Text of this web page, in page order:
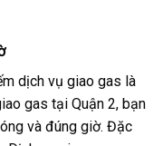
dịch vụ giao gas là
gas tại Quận 2, bạn
và đúng giờ. Đặc